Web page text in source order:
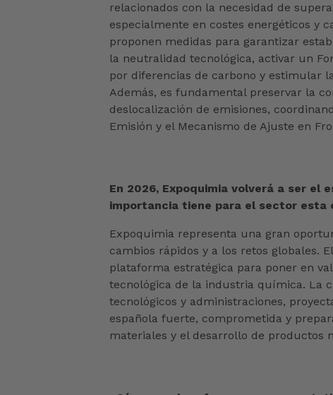
relacionados con la necesidad de
especialmente en costes energéticos y
proponen medidas para garantizar
la neutralidad tecnológica, activar un
por diferencias de carbono y estimular
Además, es fundamental preservar la
deslocalización de emisiones,
Emisión y el Mecanismo de Ajuste en
En 2026, Expoquimia volverá a ser el
importancia tiene para el sector esta
Expoquimia representa una gran
cambios rápidos y a los retos globales.
plataforma estratégica para poner en
tecnológica de la industria química. La
tecnológicos y administraciones,
española fuerte, comprometida y
materiales y el desarrollo de productos